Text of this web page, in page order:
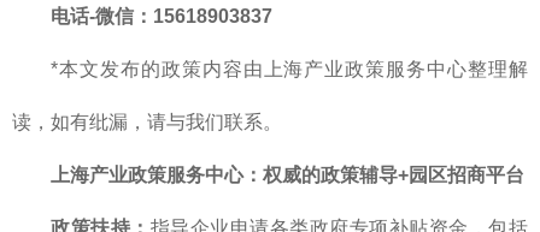
电话-微信：15618903837
*本文发布的政策内容由上海产业政策服务中心整理解
读，如有纰漏，请与我们联系。
上海产业政策服务中心： 权威的政策辅导+园区招商平台